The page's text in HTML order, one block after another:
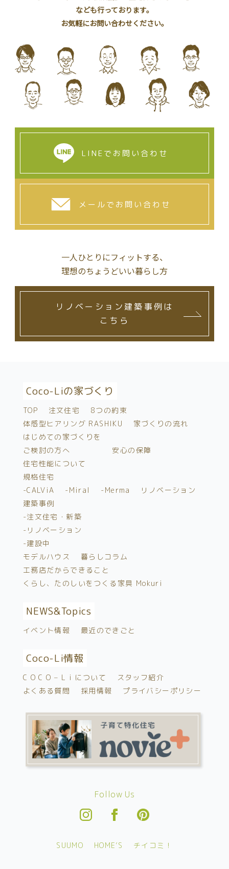
なども行っております。
お気軽にお問い合わせください。
LINEでお問い合わせ
メールでお問い合わせ
一人ひとりにフィットする、
理想のちょうどいい暮らし方
リノベーション建築事例は
こちら
Coco-Liの家づくり
TOP 注文住宅
8つの約束
体感型ヒアリング RASHIKU
家づくりの流れ
はじめての家づくりを
ご検討の方へ
安心の保障
住宅性能について
規格住宅
-CALViA
-Miral -Merma
リノベーション
建築事例
-注文住宅・新築
-リノベーション
-建設中
モデルハウス
暮らしコラム
工務店だからできること
くらし、たのしいをつくる家具 Mokuri
NEWS&Topics
イベント情報 最近のできごと
Coco-Li情報
C O C O – L i について
スタッフ紹介
よくある質問
採用情報 プライバシーポリシー
Follow Us
SUUMO HOME’S チイコミ！